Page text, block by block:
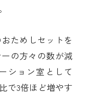
ためしセットを
の方々の数が減
ション室として
で3倍ほど増やす